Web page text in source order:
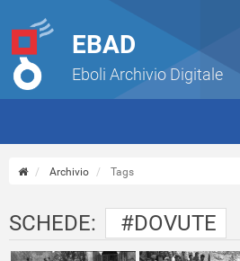
EBAD
Eboli Archivio Digitale
Archivio Tags
SCHEDE: #DOVUTE